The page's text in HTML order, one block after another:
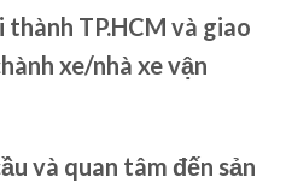
TP.HCM và giao
xe/nhà xe vận
và quan tâm đến sản